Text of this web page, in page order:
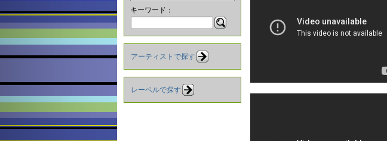
キーワード：
アーティストで探す
レーベルで探す